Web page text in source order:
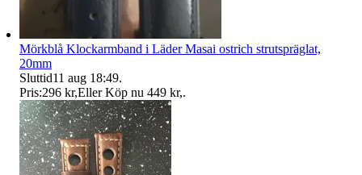
Mörkblå Klockarmband i Läder Masai ostrich strutspräglat,
20mm
Sluttid11 aug 18:49.
Pris:296 kr,Eller Köp nu 449 kr,.